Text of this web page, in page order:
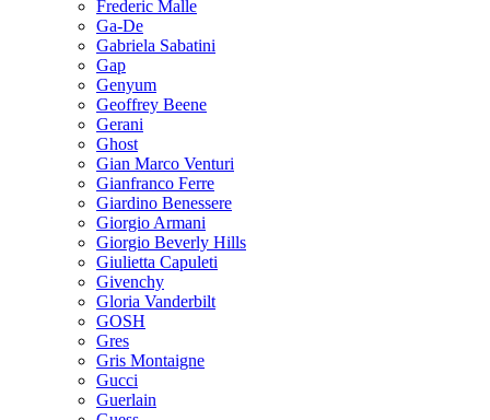
Frederic Malle
Ga-De
Gabriela Sabatini
Gap
Genyum
Geoffrey Beene
Gerani
Ghost
Gian Marco Venturi
Gianfranco Ferre
Giardino Benessere
Giorgio Armani
Giorgio Beverly Hills
Giulietta Capuleti
Givenchy
Gloria Vanderbilt
GOSH
Gres
Gris Montaigne
Gucci
Guerlain